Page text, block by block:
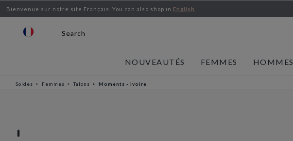
Bienvenue sur notre site Français. You can also shop in English
Search
NOUVEAUTÉS FEMMES HOMMES
Soldes Femmes Talons Moments - Ivoire